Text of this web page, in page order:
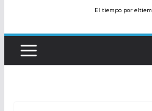
El tiempopor